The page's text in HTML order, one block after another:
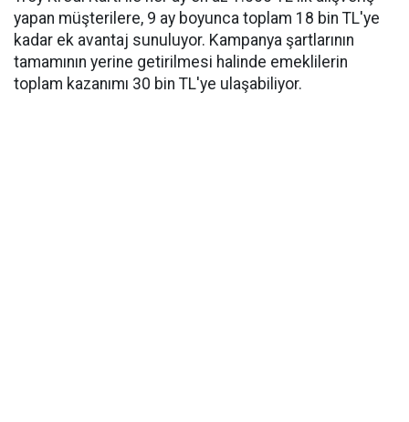
yapan müşterilere, 9 ay boyunca toplam 18 bin TL'ye
kadar ek avantaj sunuluyor. Kampanya şartlarının
tamamının yerine getirilmesi halinde emeklilerin
toplam kazanımı 30 bin TL'ye ulaşabiliyor.